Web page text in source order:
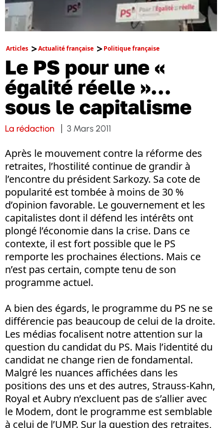
Articles Actualité française Politique française
Le PS pour une «
égalité réelle »…
sous le capitalisme
La rédaction 3 Mars 2011
Après le mouvement contre la réforme des
retraites, l’hostilité continue de grandir à
l’encontre du président Sarkozy. Sa cote de
popularité est tombée à moins de 30 %
d’opinion favorable. Le gouvernement et les
capitalistes dont il défend les intérêts ont
plongé l’économie dans la crise. Dans ce
contexte, il est fort possible que le PS
remporte les prochaines élections. Mais ce
n’est pas certain, compte tenu de son
programme actuel.
A bien des égards, le programme du PS ne se
différencie pas beaucoup de celui de la droite.
Les médias focalisent notre attention sur la
question du candidat du PS. Mais l’identité du
candidat ne change rien de fondamental.
Malgré les nuances affichées dans les
positions des uns et des autres, Strauss-Kahn,
Royal et Aubry n’excluent pas de s’allier avec
le Modem, dont le programme est semblable
à celui de l’UMP. Sur la question des retraites,